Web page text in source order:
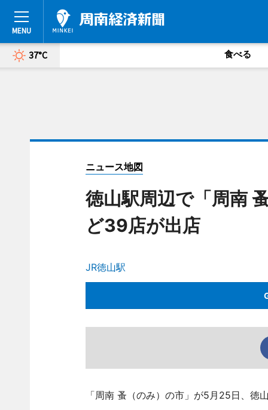
37°C 食べる
ニュース地図
徳山駅周辺で「周南
ど39店が出店
JR徳山駅
「周南 蚤（のみ）の市」が5月25日、徳